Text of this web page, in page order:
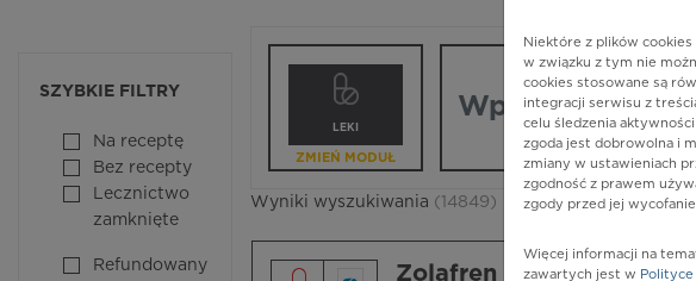
SZYBKIE FILTRY
Na receptę
Bez recepty
Lecznictwo
zamknięte
Refundowany
LEKI
ZMIEŃ MODUŁ
Wpisz nazwę lub substancję
Wyniki wyszukiwania (14849)
Zolafren
Niektóre z plików
w związku z tym nie
cookies stosowane są
integracji serwisu z
celu śledzenia
zgoda jest dobrowolna i
zmiany w ustawieniach
zgodność z prawem
zgody przed jej
Więcej informacji na
zawartych jest w